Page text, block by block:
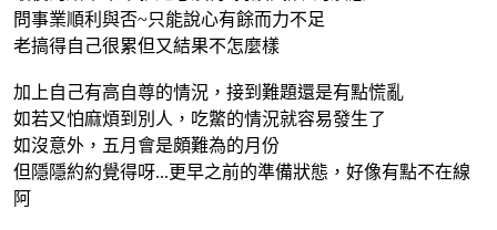
問事業順利與否~只能說心有餘而力不足
老搞得自己很累但又結果不怎麼樣
加上自己有高自尊的情況，接到難題還是有點慌亂
如若又怕麻煩到別人，吃鱉的情況就容易發生了
如沒意外，五月會是頗難為的月份
但隱隱約約覺得呀...更早之前的準備狀態，好像有點不在線
阿